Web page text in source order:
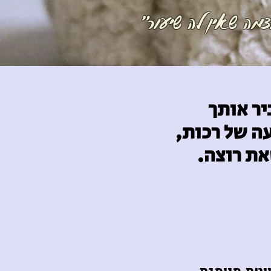
שאין לה שיעור"
שאין לה שיעור"
אותך
של רכות,
רוצה.